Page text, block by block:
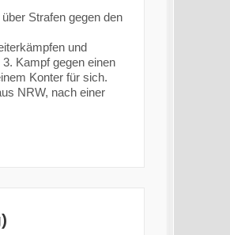
Strafen gegen den
und
Kampf gegen einen
Konter für sich.
NRW, nach einer